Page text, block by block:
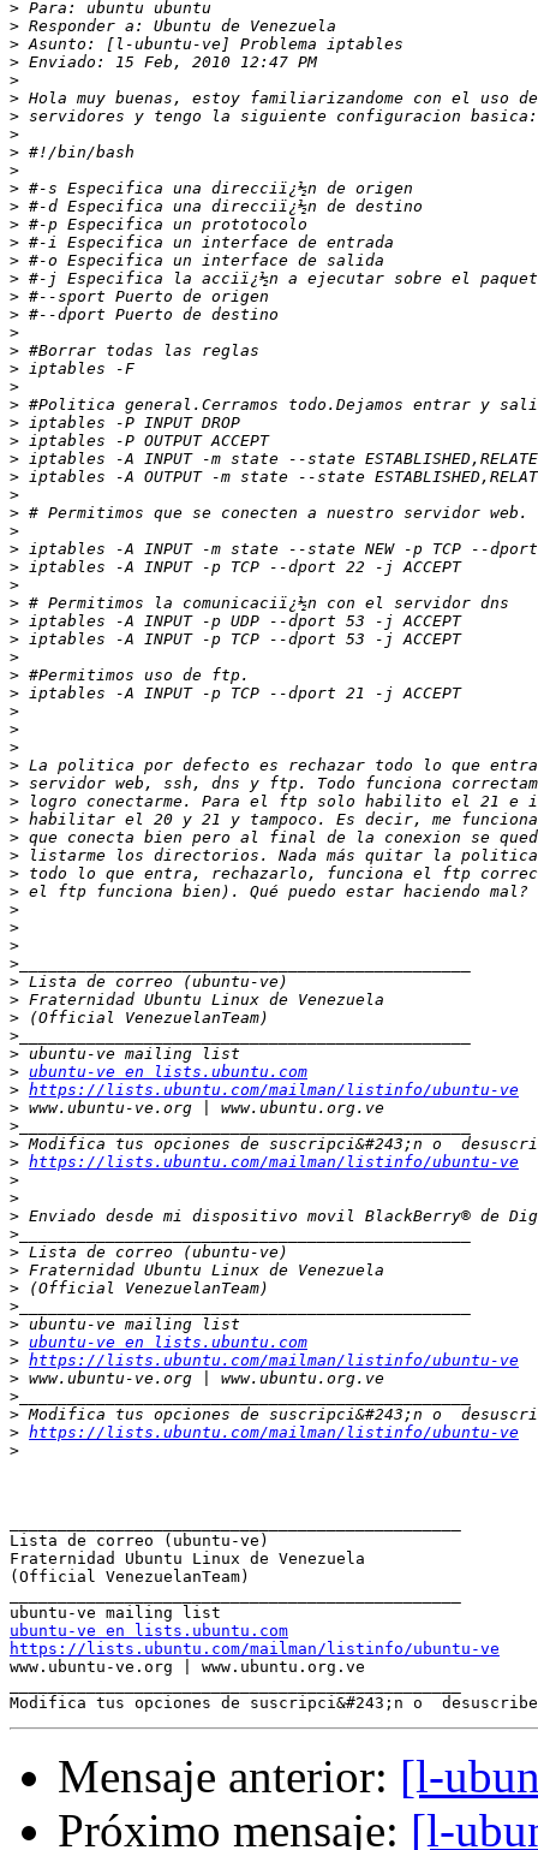
>
>
>
>
>
>
>
>
>
>
>
>
>
>
>
>
>
>
>
>
>
>
>
>
>
>
>
>
>
>
>
>
>
>
>
>
>
>
>
>
>
>
>
>
>
>
>
>
>
>
>
>
>
>
>
>
>
>
>
> ubuntu-ve en lists.ubuntu.com
> https://lists.ubuntu.com/mailman/listinfo/ubuntu-ve
>
>
>
> https://lists.ubuntu.com/mailman/listinfo/ubuntu-ve
>
>
>
>
>
>
>
>
>
> ubuntu-ve en lists.ubuntu.com
> https://lists.ubuntu.com/mailman/listinfo/ubuntu-ve
>
>
>
> https://lists.ubuntu.com/mailman/listinfo/ubuntu-ve
>
Lista de correo (ubuntu-ve)
Fraternidad Ubuntu Linux de Venezuela
(Official VenezuelanTeam)
ubuntu-ve en lists.ubuntu.com
https://lists.ubuntu.com/mailman/listinfo/ubuntu-ve
www.ubuntu-ve.org | www.ubuntu.org.ve
Modifica tus opciones de suscripci&#243;n o
Mensaje anterior: [l-
Próximo mensaje: [l-